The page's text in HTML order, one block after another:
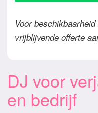
Voor
vrijblijvende offerte
DJ voor
en bedrijf